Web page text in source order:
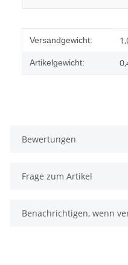
Produkteigenschaft
Wert
Versandgewicht:
Artikelgewicht:
Bewertungen
Frage zum Artikel
Benachrichtigen, wenn